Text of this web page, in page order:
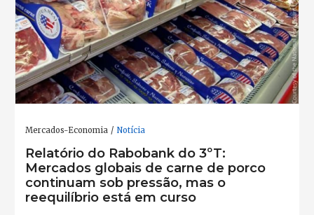
Mercados-Economia Notícia
Relatório do Rabobank do 3ºT:
Mercados globais de carne de porco
continuam sob pressão, mas o
reequilíbrio está em curso